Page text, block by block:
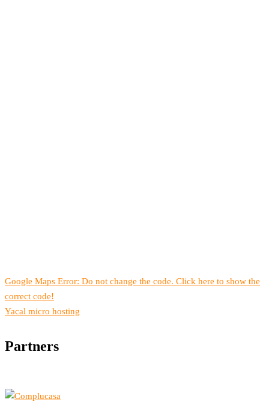
Google Maps Error: Do not change the code. Click here to show the
correct code!
Yacal micro hosting
Partners